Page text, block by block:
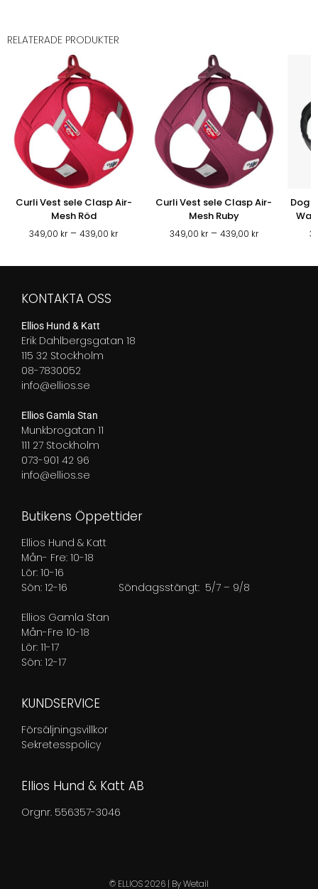
RELATERADE PRODUKTER
Curli Vest sele Clasp Air-
Mesh Röd
349,00 kr – 439,00 krPrisintervall:
till
Curli Vest sele Clasp Air-
Mesh Ruby
349,00 kr – 439,00 krPrisintervall:
till
Dog
KONTAKTA OSS
Ellios Hund & Katt
Erik Dahlbergsgatan 18
115 32 Stockholm
08-7830052
info@ellios.se
Ellios Gamla Stan
Munkbrogatan 11
111 27 Stockholm
073-901 42 96
info@ellios.se
Butikens Öppettider
Ellios Hund & Katt
Mån- Fre: 10-18
Lör: 10-16
Sön: 12-16 Söndagsstängt: 5/7 – 9/8
Ellios Gamla Stan
Mån-Fre 10-18
Lör: 11-17
Sön: 12-17
KUNDSERVICE
Försäljningsvillkor
Sekretesspolicy
Ellios Hund & Katt AB
Orgnr. 556357-3046
© ELLIOS 2026 | ByWetail